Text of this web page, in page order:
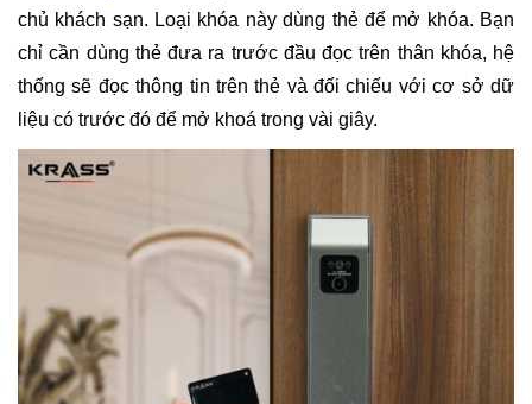
chủ khách sạn. Loại khóa này dùng thẻ để mở khóa. Bạn
chỉ cần dùng thẻ đưa ra trước đầu đọc trên thân khóa, hệ
thống sẽ đọc thông tin trên thẻ và đối chiếu với cơ sở dữ
liệu có trước đó để mở khoá trong vài giây.